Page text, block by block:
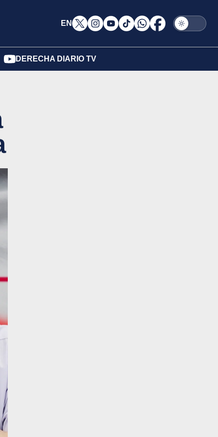
EN
DERECHA DIARIO TV